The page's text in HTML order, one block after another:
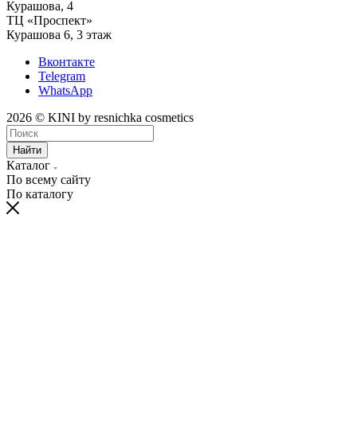
‌Курашова, 4
ТЦ «Проспект»
Курашова 6, 3 этаж
Вконтакте
Telegram
WhatsApp
2026 © KINI by resnichka cosmetics
Найти
Каталог
По всему сайту
По каталогу